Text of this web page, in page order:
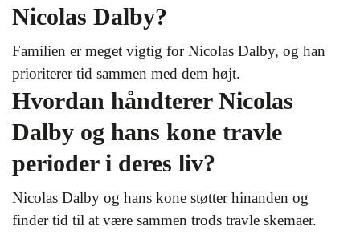
Nicolas Dalby?
Familien er meget vigtig for Nicolas Dalby, og han
prioriterer tid sammen med dem højt.
Hvordan håndterer Nicolas
Dalby og hans kone travle
perioder i deres liv?
Nicolas Dalby og hans kone støtter hinanden og
finder tid til at være sammen trods travle skemaer.